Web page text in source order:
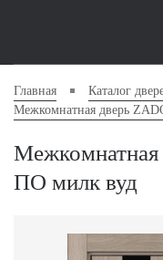
Главная Каталог
Межкомнатная дверь
Межкомнатная
ПО милк вуд